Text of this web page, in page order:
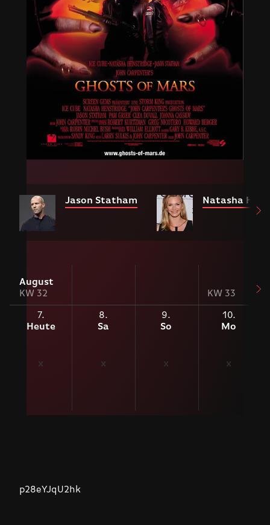
Jason Statham Natasha
August
KW 32
KW 33
7.
Heute
8.
Sa
9.
So
10.
Mo
p28eYJqU2hk